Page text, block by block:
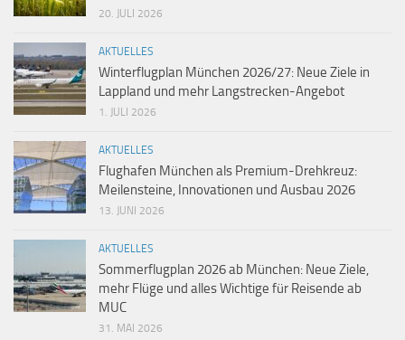
20. JULI 2026
AKTUELLES
Winterflugplan München 2026/27: Neue Ziele in
Lappland und mehr Langstrecken-Angebot
1. JULI 2026
AKTUELLES
Flughafen München als Premium-Drehkreuz:
Meilensteine, Innovationen und Ausbau 2026
13. JUNI 2026
AKTUELLES
Sommerflugplan 2026 ab München: Neue Ziele,
mehr Flüge und alles Wichtige für Reisende ab
MUC
31. MAI 2026